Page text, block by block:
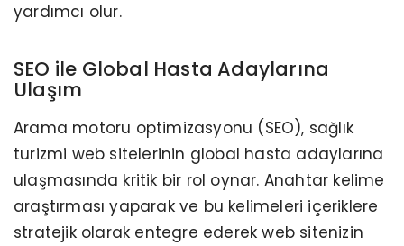
yardımcı olur.
SEO ile Global Hasta Adaylarına
Ulaşım
Arama motoru optimizasyonu (SEO), sağlık
turizmi web sitelerinin global hasta adaylarına
ulaşmasında kritik bir rol oynar. Anahtar kelime
araştırması yaparak ve bu kelimeleri içeriklere
stratejik olarak entegre ederek web sitenizin